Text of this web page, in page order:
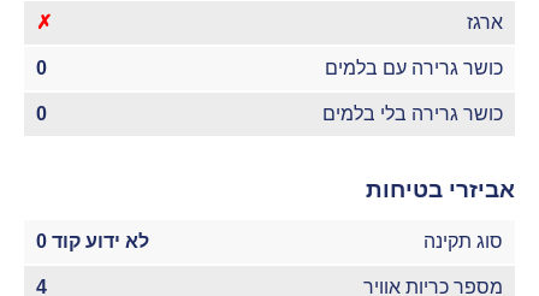
ארגז ✗
כושר גרירה עם בלמים 0
כושר גרירה בלי בלמים 0
אביזרי בטיחות
סוג תקינה לא ידוע קוד 0
מספר כריות אוויר 4